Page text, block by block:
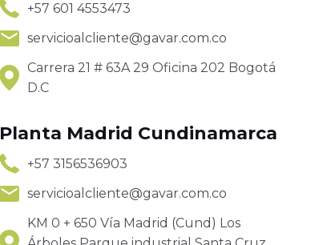
+57 601 4553473
servicioalcliente@gavar.com.co
Carrera 21 # 63A 29 Oficina 202 Bogotá
D.C
Planta Madrid Cundinamarca
+57 3156536903
servicioalcliente@gavar.com.co
KM 0 + 650 Vía Madrid (Cund) Los